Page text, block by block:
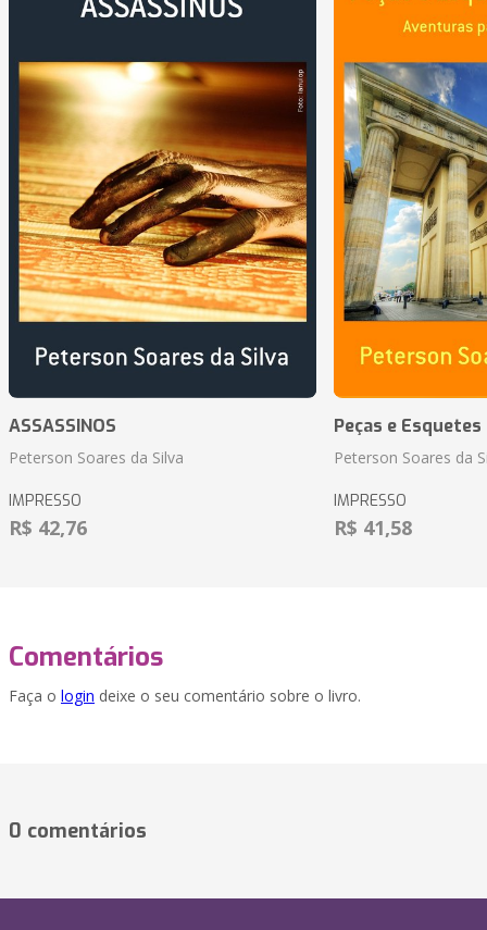
ASSASSINOS
Peterson Soares da Silva
IMPRESSO
R$ 42,76
Peças e
Peterson Soares da
IMPRESSO
R$ 41,58
Comentários
Faça o login deixe o seu comentário sobre o livro.
0 comentários